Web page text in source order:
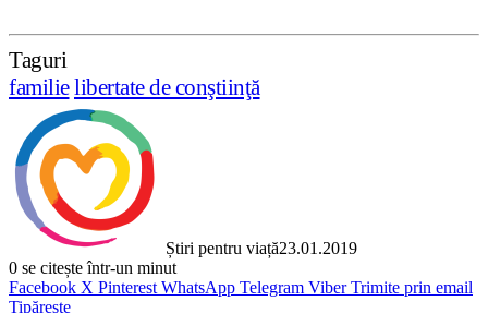
Taguri
familielibertate de conştiinţă
Știri pentru viață23.01.2019
0 se citește într-un minut
Facebook X Pinterest WhatsApp Telegram Viber Trimite prin email
Tipărește